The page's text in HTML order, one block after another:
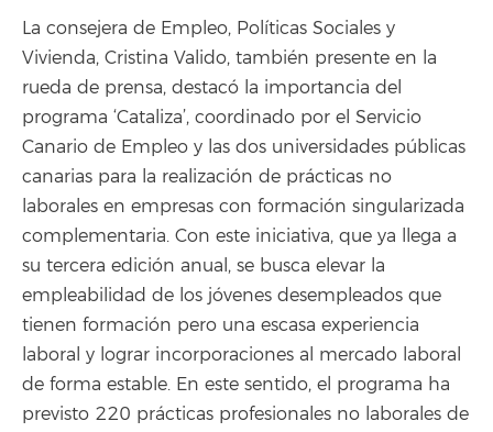
La consejera de Empleo, Políticas Sociales y
Vivienda, Cristina Valido, también presente en la
rueda de prensa, destacó la importancia del
programa ‘Cataliza’, coordinado por el Servicio
Canario de Empleo y las dos universidades públicas
canarias para la realización de prácticas no
laborales en empresas con formación singularizada
complementaria. Con este iniciativa, que ya llega a
su tercera edición anual, se busca elevar la
empleabilidad de los jóvenes desempleados que
tienen formación pero una escasa experiencia
laboral y lograr incorporaciones al mercado laboral
de forma estable. En este sentido, el programa ha
previsto 220 prácticas profesionales no laborales de